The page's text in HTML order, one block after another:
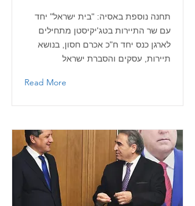
תחנה נוספת באסיה: "בית ישראל" יחד
עם שר התיירות בטג'יקיסטן מתחילים
לארגן כנס יחד ח"כ אכרם חסון, בנושא
תיירות, עסקים והסברת ישראל
Read More